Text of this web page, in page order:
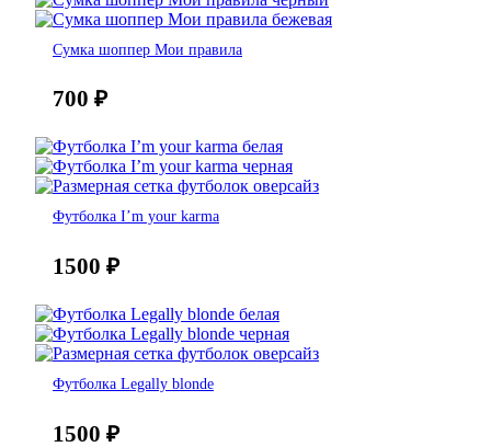
Сумка шоппер Мои правила
700 ₽
Футболка I’m your karma
1500 ₽
Футболка Legally blonde
1500 ₽